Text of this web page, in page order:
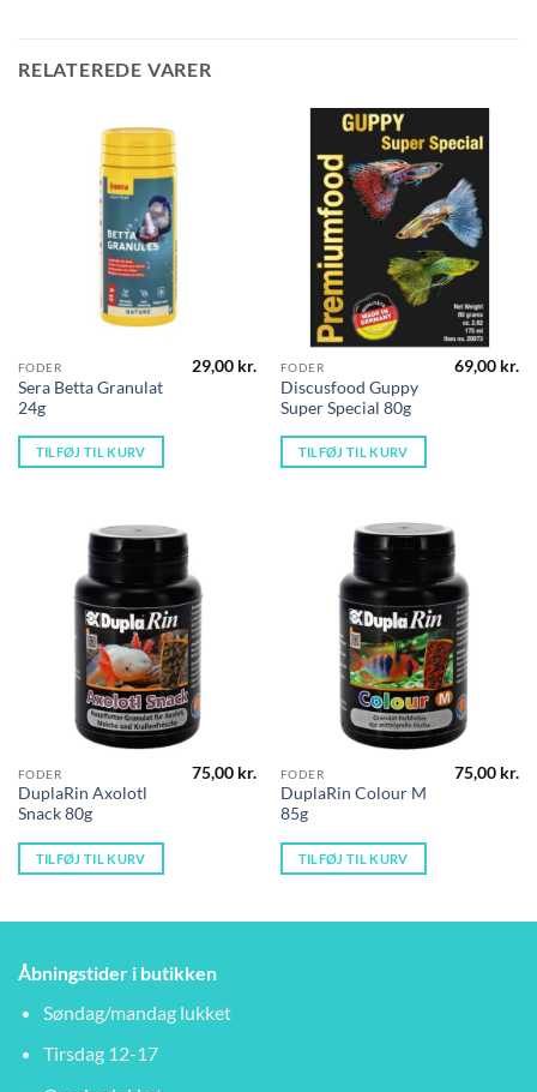
RELATEREDE VARER
FODER
Sera Betta Granulat
24g
29,00 kr.
TILFØJ TIL KURV
FODER
Discusfood Guppy
Super Special 80g
69,00 kr.
TILFØJ TIL KURV
FODER
DuplaRin Axolotl
Snack 80g
75,00 kr.
TILFØJ TIL KURV
FODER
DuplaRin Colour M
85g
75,00 kr.
TILFØJ TIL KURV
Åbningstider i butikken
Søndag/mandag lukket
Tirsdag 12-17